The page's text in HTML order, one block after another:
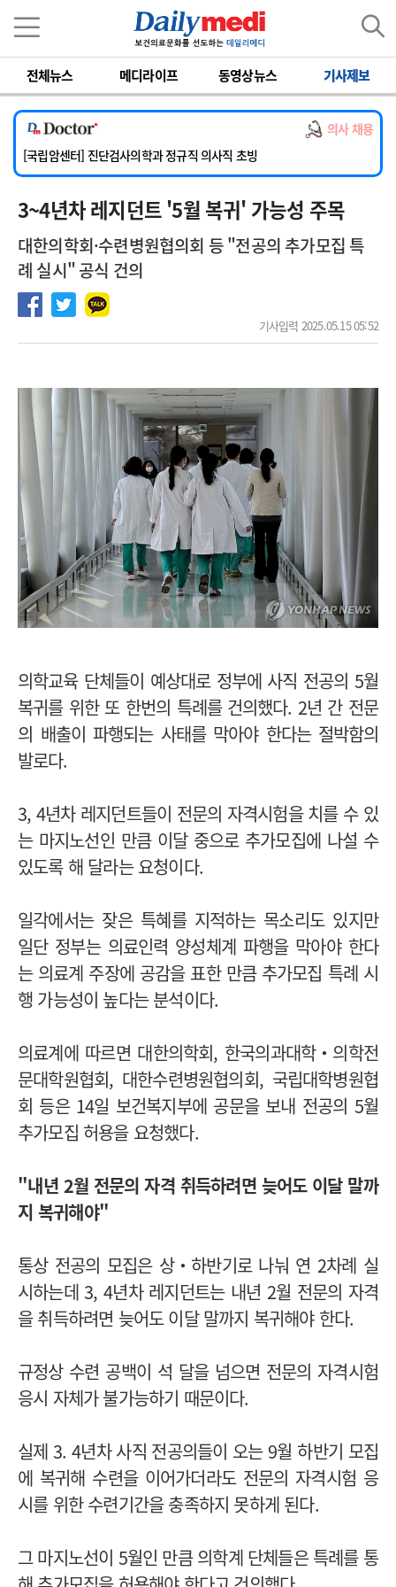
전체뉴스 메디라이프 동영상뉴스 기사제보
의사 채용
[서울아산병원] 2026년 하반기 인턴 모집
[명지병원] 하반기 전공의(인턴) 모집
[동국대학교 경주병원] 내과(소화기, 심장, 내분비), 소아청소년과, 외과, 심장혈관흉부외과, 이비인후과, 병리과 교원 초빙
[국립암센터] 진단검사의학과 정규직 의사직 초빙
[인제대학교해운대백병원] 치과 진료교수 모집 공고
[서울아산병원] 2026년 하반기 인턴 모집
3~4년차 레지던트 '5월 복귀' 가능성 주목
대한의학회·수련병원협의회 등 "전공의 추가모집 특
례 실시" 공식 건의
기사입력 2025.05.15 05:52
의학교육 단체들이 예상대로 정부에 사직 전공의 5월
복귀를 위한 또 한번의 특례를 건의했다. 2년 간 전문
의 배출이 파행되는 사태를 막아야 한다는 절박함의
발로다.
3, 4년차 레지던트들이 전문의 자격시험을 치를 수 있
는 마지노선인 만큼 이달 중으로 추가모집에 나설 수
있도록 해 달라는 요청이다.
일각에서는 잦은 특혜를 지적하는 목소리도 있지만
일단 정부는 의료인력 양성체계 파행을 막아야 한다
는 의료계 주장에 공감을 표한 만큼 추가모집 특례 시
행 가능성이 높다는 분석이다.
의료계에 따르면 대한의학회, 한국의과대학‧의학전
문대학원협회, 대한수련병원협의회, 국립대학병원협
회 등은 14일 보건복지부에 공문을 보내 전공의 5월
추가모집 허용을 요청했다.
"내년 2월 전문의 자격 취득하려면 늦어도 이달 말까
지 복귀해야"
통상 전공의 모집은 상‧하반기로 나눠 연 2차례 실
시하는데 3, 4년차 레지던트는 내년 2월 전문의 자격
을 취득하려면 늦어도 이달 말까지 복귀해야 한다.
규정상 수련 공백이 석 달을 넘으면 전문의 자격시험
응시 자체가 불가능하기 때문이다.
실제 3. 4년차 사직 전공의들이 오는 9월 하반기 모집
에 복귀해 수련을 이어가더라도 전문의 자격시험 응
시를 위한 수련기간을 충족하지 못하게 된다.
그 마지노선이 5월인 만큼 의학계 단체들은 특례를 통